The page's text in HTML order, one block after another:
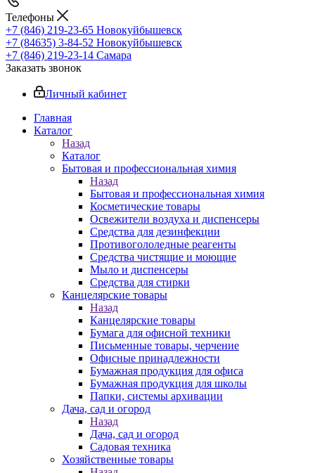
Телефоны
+7 (846) 219-23-65 Новокуйбышевск
+7 (84635) 3-84-52 Новокуйбышевск
+7 (846) 219-23-14 Самара
Заказать звонок
Личный кабинет
Главная
Каталог
Назад
Каталог
Бытовая и профессиональная химия
Назад
Бытовая и профессиональная химия
Косметические товары
Освежители воздуха и диспенсеры
Средства для дезинфекции
Противогололедные реагенты
Средства чистящие и моющие
Мыло и диспенсеры
Средства для стирки
Канцелярские товары
Назад
Канцелярские товары
Бумага для офисной техники
Письменные товары, черчение
Офисные принадлежности
Бумажная продукция для офиса
Бумажная продукция для школы
Папки, системы архивации
Дача, сад и огород
Назад
Дача, сад и огород
Садовая техника
Хозяйственные товары